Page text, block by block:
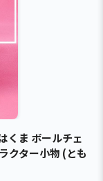
くま ボールチェ
クター小物 (とも